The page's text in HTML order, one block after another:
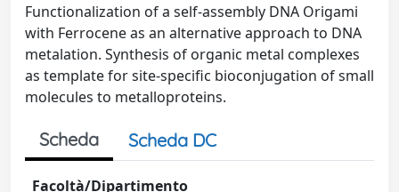
Functionalization of a self-assembly DNA Origami
with Ferrocene as an alternative approach to DNA
metalation. Synthesis of organic metal complexes
as template for site-specific bioconjugation of small
molecules to metalloproteins.
Scheda Scheda DC
Facoltà/Dipartimento